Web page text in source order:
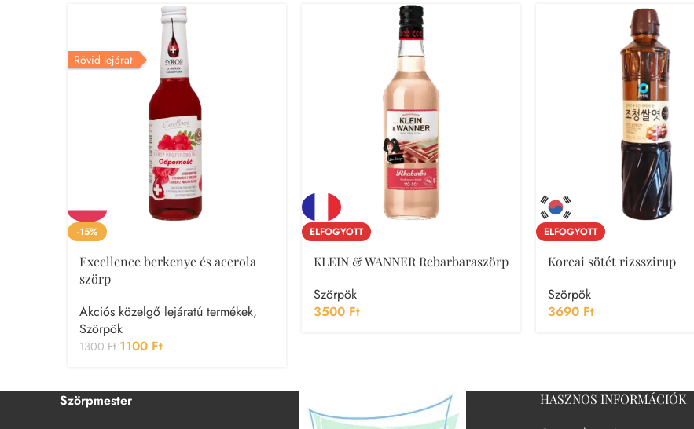
Rövid lejárat
-15%
Excellence berkenye és acerola
szörp
Akciós közelgő lejáratú termékek,
Szörpök
1300Ft 1100 Ft
ELFOGYOTT
KLEIN & WANNER Rebarbaraszörp
Szörpök
3500 Ft
ELFOGYOTT
Koreai sötét rizsszirup
Szörpök
3690 Ft
Szörpmester
HASZNOS INFORMÁCIÓK